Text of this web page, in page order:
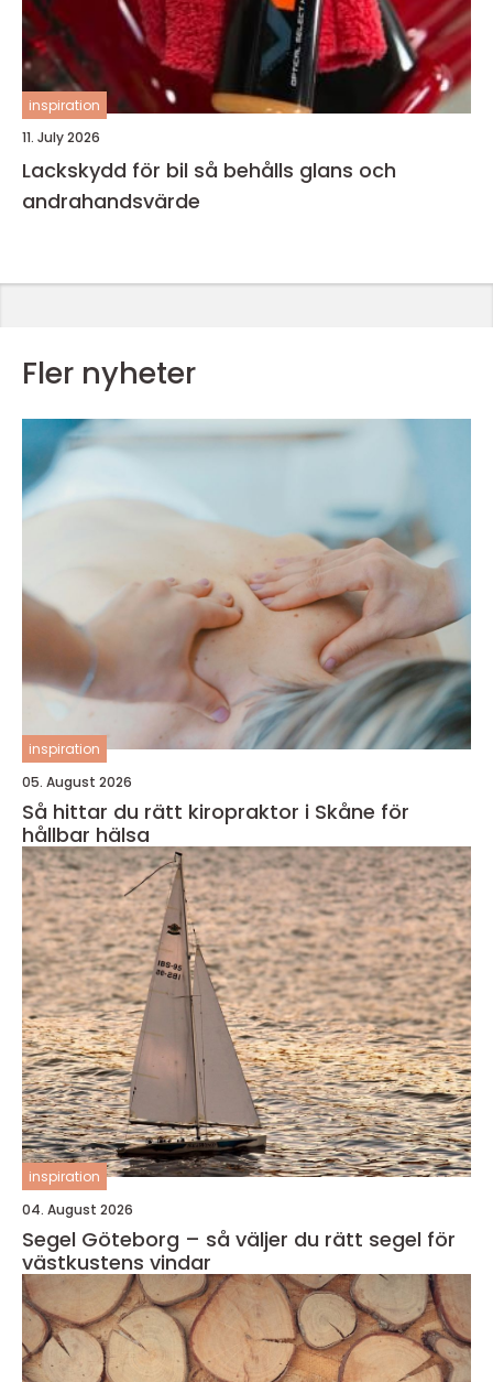
inspiration
11. July 2026
Lackskydd för bil så behålls glans och
andrahandsvärde
Fler nyheter
inspiration
05. August 2026
Så hittar du rätt kiropraktor i Skåne för
hållbar hälsa
inspiration
04. August 2026
Segel Göteborg – så väljer du rätt segel för
västkustens vindar